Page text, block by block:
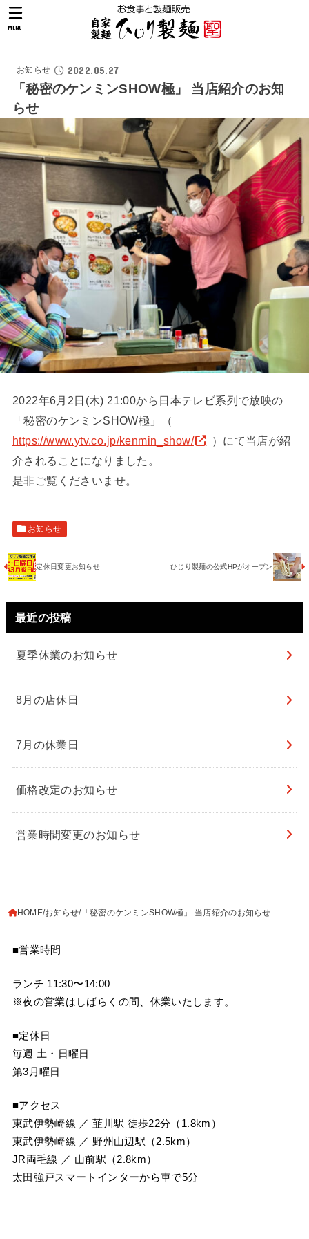
MENU
お知らせ 2022.05.27
「秘密のケンミンSHOW極」 当店紹介のお知
らせ
2022年6月2日(木) 21:00から日本テレビ系列で放映の
「秘密のケンミンSHOW極」（
https://www.ytv.co.jp/kenmin_show/
）にて当店が紹
介されることになりました。
是非ご覧くださいませ。
お知らせ
定休日変更お知らせ ひじり製麺の公式HPがオープン
最近の投稿
夏季休業のお知らせ
8月の店休日
7月の休業日
価格改定のお知らせ
営業時間変更のお知らせ
HOME お知らせ 「秘密のケンミンSHOW極」 当店紹介のお知らせ
■営業時間
ランチ 11:30〜14:00
※夜の営業はしばらくの間、休業いたします。
■定休日
毎週 土・日曜日
第3月曜日
■アクセス
東武伊勢崎線 ／ 韮川駅 徒歩22分（1.8km）
東武伊勢崎線 ／ 野州山辺駅（2.5km）
JR両毛線 ／ 山前駅（2.8km）
太田強戸スマートインターから車で5分